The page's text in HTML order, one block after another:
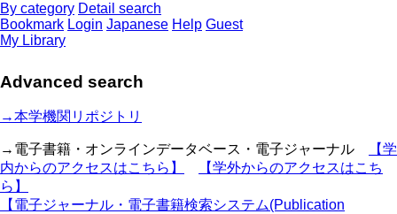
By category Detail search
Bookmark Login Japanese Help Guest
My Library
Advanced search
→本学機関リポジトリ
→電子書籍・オンラインデータベース・電子ジャーナル
【学
内からのアクセスはこちら】
【学外からのアクセスはこち
ら】
【電子ジャーナル・電子書籍検索システム(Publication